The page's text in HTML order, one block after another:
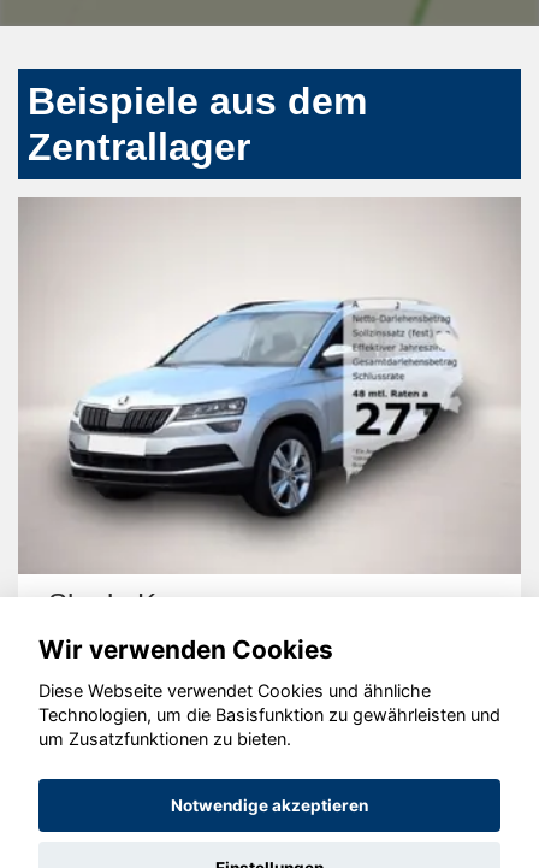
Beispiele aus dem
Zentrallager
Skoda Karoq
© konjunkturmotor.de GmbH 2020 - 2026
Wir verwenden Cookies
Diese Webseite verwendet Cookies und ähnliche
Technologien, um die Basisfunktion zu gewährleisten und
um Zusatzfunktionen zu bieten.
Notwendige akzeptieren